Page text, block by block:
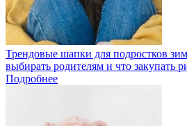
Трендовые шапки для подростков
выбирать родителям и что закупать
Подробнее